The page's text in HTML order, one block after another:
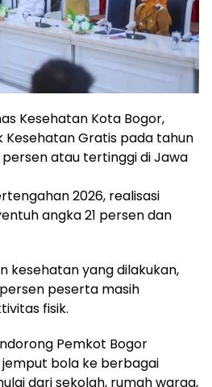
Kesehatan Kota Bogor,
Kesehatan Gratis pada tahun
atau tertinggi di Jawa
2026, realisasi
angka 21 persen dan
kesehatan yang dilakukan,
peserta masih
fisik.
Pemkot Bogor
bola ke berbagai
dari sekolah, rumah warga,